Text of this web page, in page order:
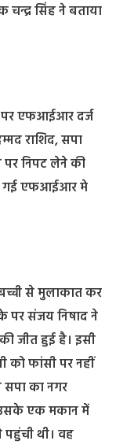
सिंह ने बताया
पर एफआईआर दर्ज
राशिद, सपा
निपट लेने की
गई एफआईआर मे
बच्ची से मुलाकात कर
पर संजय निषाद ने
जीत हुई है। इसी
को फांसी पर नहीं
का नगर
उसके एक मकान में
थी। वह